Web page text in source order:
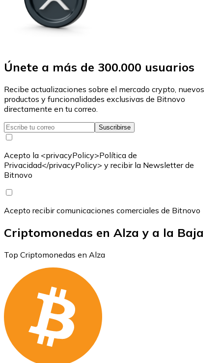
Únete a más de 300.000 usuarios
Recibe actualizaciones sobre el mercado crypto, nuevos
productos y funcionalidades exclusivas de Bitnovo
directamente en tu correo.
Suscribirse
Acepto la <privacyPolicy>Política de
Privacidad</privacyPolicy> y recibir la Newsletter de
Bitnovo
Acepto recibir comunicaciones comerciales de Bitnovo
Criptomonedas en Alza y a la Baja
Top Criptomonedas en Alza